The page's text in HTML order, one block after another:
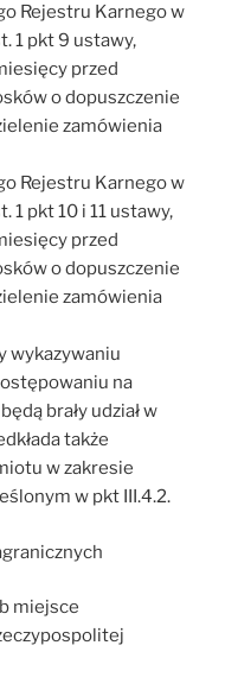
Rejestru Karnego w
1 pkt 9 ustawy,
przed
o dopuszczenie
zamówienia
Rejestru Karnego w
1 pkt 10 i 11 ustawy,
przed
o dopuszczenie
zamówienia
wykazywaniu
na
brały udział w
także
w zakresie
w pkt III.4.2.
miejsce